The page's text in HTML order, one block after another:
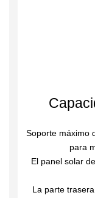
Soporte máximo
para
El panel solar
La parte